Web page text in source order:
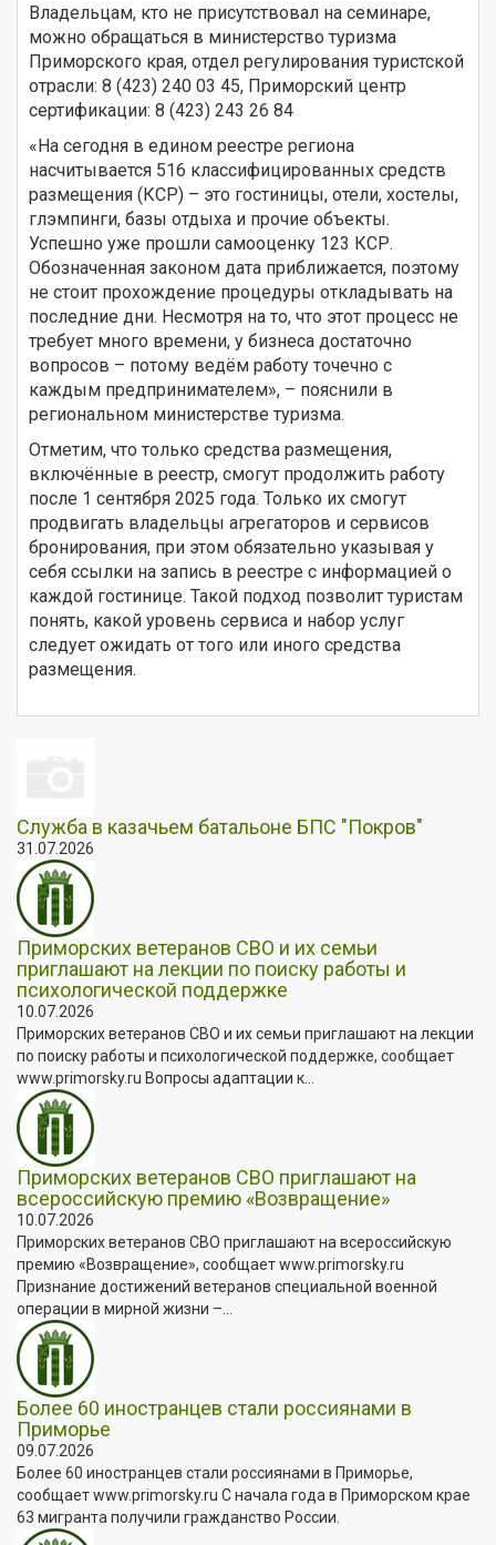
Владельцам, кто не присутствовал на семинаре,
можно обращаться в министерство туризма
Приморского края, отдел регулирования туристской
отрасли: 8 (423) 240 03 45, Приморский центр
сертификации: 8 (423) 243 26 84
«На сегодня в едином реестре региона
насчитывается 516 классифицированных средств
размещения (КСР) – это гостиницы, отели, хостелы,
глэмпинги, базы отдыха и прочие объекты.
Успешно уже прошли самооценку 123 КСР.
Обозначенная законом дата приближается, поэтому
не стоит прохождение процедуры откладывать на
последние дни. Несмотря на то, что этот процесс не
требует много времени, у бизнеса достаточно
вопросов – потому ведём работу точечно с
каждым предпринимателем», – пояснили в
региональном министерстве туризма.
Отметим, что только средства размещения,
включённые в реестр, смогут продолжить работу
после 1 сентября 2025 года. Только их смогут
продвигать владельцы агрегаторов и сервисов
бронирования, при этом обязательно указывая у
себя ссылки на запись в реестре с информацией о
каждой гостинице. Такой подход позволит туристам
понять, какой уровень сервиса и набор услуг
следует ожидать от того или иного средства
размещения.
Служба в казачьем батальоне БПС "Покров"
31.07.2026
Приморских ветеранов СВО и их семьи
приглашают на лекции по поиску работы и
психологической поддержке
10.07.2026
Приморских ветеранов СВО и их семьи приглашают на лекции
по поиску работы и психологической поддержке, сообщает
www.primorsky.ru Вопросы адаптации к...
Приморских ветеранов СВО приглашают на
всероссийскую премию «Возвращение»
10.07.2026
Приморских ветеранов СВО приглашают на всероссийскую
премию «Возвращение», сообщает www.primorsky.ru
Признание достижений ветеранов специальной военной
операции в мирной жизни –...
Более 60 иностранцев стали россиянами в
Приморье
09.07.2026
Более 60 иностранцев стали россиянами в Приморье,
сообщает www.primorsky.ru С начала года в Приморском крае
63 мигранта получили гражданство России.